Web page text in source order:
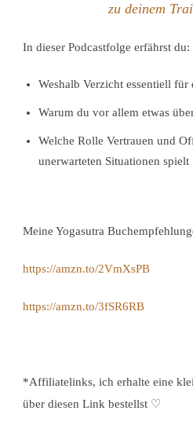
zu deinem
In dieser Podcastfolge erfährst du:
Weshalb Verzicht essentiell
Warum du vor allem etwas
Welche Rolle Vertrauen und
unerwarteten Situationen spielt
Meine Yogasutra
https://amzn.to/2VmXsPB
https://amzn.to/3fSR6RB
*Affiliatelinks, ich erhalte eine
über diesen Link bestellst ♡